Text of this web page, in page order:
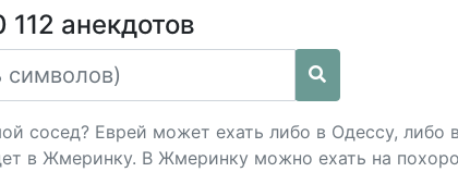
112 анекдотов
сосед? Еврей может ехать либо в Одессу,
в Жмеринку. В Жмеринку можно ехать на